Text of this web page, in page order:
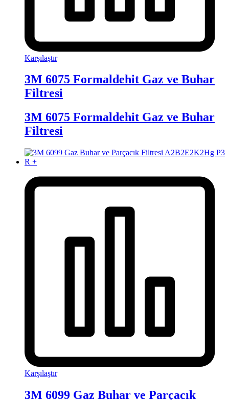
Karşılaştır
3M 6075 Formaldehit Gaz ve Buhar
Filtresi
3M 6075 Formaldehit Gaz ve Buhar
Filtresi
Karşılaştır
3M 6099 Gaz Buhar ve Parçacık